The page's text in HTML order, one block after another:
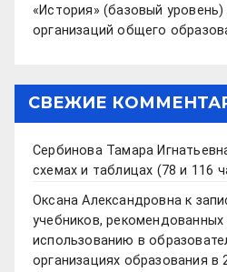
«История» (базовый
организаций общего
СВЕЖИЕ
Сербинова Тамара
схемах и таблицах (78 и 116
Оксана Александровна к
учебников,
использованию в
организациях образования в